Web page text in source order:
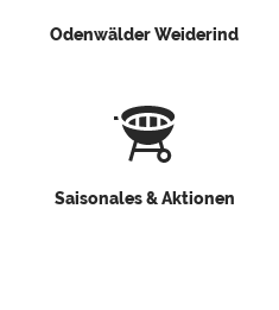
Odenwälder Weiderind
Saisonales & Aktionen